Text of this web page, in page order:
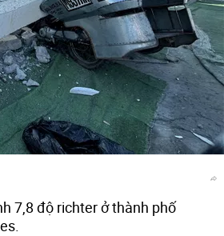
7,8 độ richter ở thành phố